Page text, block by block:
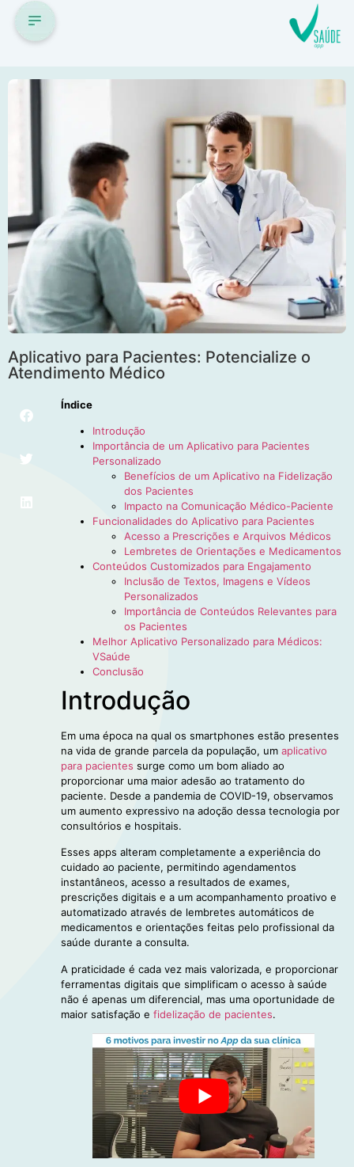
Aplicativo para Pacientes: Potencialize o
Atendimento Médico
Índice
Introdução
Importância de um Aplicativo para Pacientes
Personalizado
Benefícios de um Aplicativo na Fidelização
dos Pacientes
Impacto na Comunicação Médico-Paciente
Funcionalidades do Aplicativo para Pacientes
Acesso a Prescrições e Arquivos Médicos
Lembretes de Orientações e Medicamentos
Conteúdos Customizados para Engajamento
Inclusão de Textos, Imagens e Vídeos
Personalizados
Importância de Conteúdos Relevantes para
os Pacientes
Melhor Aplicativo Personalizado para Médicos:
VSaúde
Conclusão
Introdução
Em uma época na qual os smartphones estão presentes
na vida de grande parcela da população, umaplicativo
para pacientes surge como um bom aliado ao
proporcionar uma maior adesão ao tratamento do
paciente. Desde a pandemia de COVID-19, observamos
um aumento expressivo na adoção dessa tecnologia por
consultórios e hospitais.
Esses apps alteram completamente a experiência do
cuidado ao paciente, permitindo agendamentos
instantâneos, acesso a resultados de exames,
prescrições digitais e a um acompanhamento proativo e
automatizado através de lembretes automáticos de
medicamentos e orientações feitas pelo profissional da
saúde durante a consulta.
A praticidade é cada vez mais valorizada, e proporcionar
ferramentas digitais que simplificam o acesso à saúde
não é apenas um diferencial, mas uma oportunidade de
maior satisfação efidelização de pacientes.